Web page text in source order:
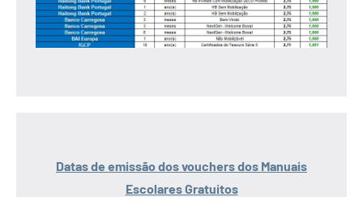
Datas de emissão dos vouchers dos Manuais
Escolares Gratuitos